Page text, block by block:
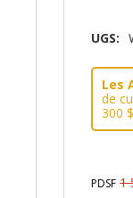
UGS:
Les
de
300
PDSF 1